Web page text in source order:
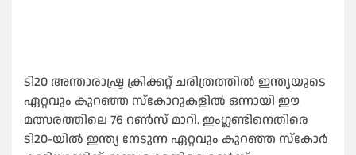
ടി20 അന്താരാഷ്ട്ര ക്രിക്കറ്റ് ചരിത്രത്തില്‍ ഇന്ത്യയുടെ
ഏറ്റവും കുറഞ്ഞ സ്‌കോറുകളില്‍ ഒന്നായി ഈ
മത്സരത്തിലെ 76 റണ്‍സ് മാറി. ഇംഗ്ലണ്ടിനെതിരെ
ടി20-യില്‍ ഇന്ത്യ നേടുന്ന ഏറ്റവും കുറഞ്ഞ സ്‌കോര്‍